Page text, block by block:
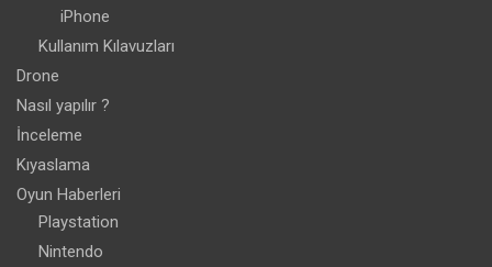
iPhone
Kullanım Kılavuzları
Drone
Nasıl yapılır ?
İnceleme
Kıyaslama
Oyun Haberleri
Playstation
Nintendo